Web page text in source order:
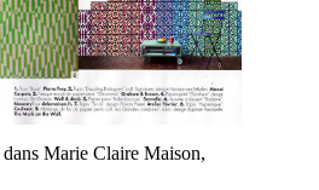
dans Marie Claire Maison,